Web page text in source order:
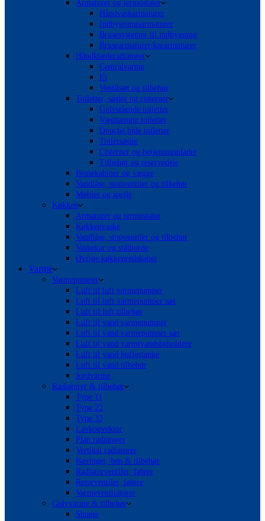
Armaturer og termostater
Håndvaskarmaturer
Indbygningsarmaturer
Brusesystemer til indbygning
Brusearmaturer/kararmaturer
Håndklæderadiatorer
Centralvarme
El
Ventilsæt og tilbehør
Toiletter, sæder og cisterner
Gulvstående toiletter
Væghængte toiletter
Douche bide toiletter
Toiletsæder
Cisterner og betjeningsplader
Tilbehør og reservedele
Brusekabiner og vægge
Vandlåse, stopventiler og tilbehør
Møbler og spejle
Køkken
Armaturer og termostater
Køkkenvaske
Vandlåse, stopventiler og tilbehør
Vaskekar og stålborde
Øvrige køkkenredskaber
Varme
Varmepumper
Luft til luft varmepumper
Luft til luft varmepumper sæt
Luft til luft tilbehør
Luft til vand varmepumper
Luft til vand varmepumper sæt
Luft til vand varmtvandsbeholdere
Luft til vand buffertanke
Luft til vand tilbehør
Jordvarme
Radiatorer & tilbehør
Type 11
Type 22
Type 33
Lavkonvektor
Plan radiatorer
Vertikal radiatorer
Bæringer, ben & tilbehør
Radiatorventiler, følere
Returventiler, følere
Varmeventilatorer
Gulvvarme & tilbehør
Shunte